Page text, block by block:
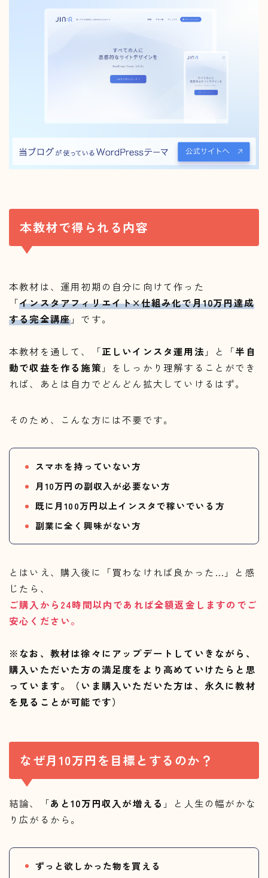
本教材で得られる内容
本教材は、運用初期の自分に向けて作った
「インスタアフィリエイト×仕組み化で月10万円達成
する完全講座」です。
本教材を通して、「正しいインスタ運用法 」と「半自
動で収益を作る施策 」をしっかり理解することができ
れば、あとは自力でどんどん拡大していけるはず。
そのため、こんな方には不要です。
スマホを持っていない方
月10万円の副収入が必要ない方
既に月100万円以上インスタで稼いでいる方
副業に全く興味がない方
とはいえ、購入後に「買わなければ良かった…」と感
じたら、
ご購入から24時間以内であれば全額返金しますのでご
安心ください。
※なお、教材は徐々にアップデートしていきながら、
購入いただいた方の満足度をより高めていけたらと思
っています。（いま購入いただいた方は、永久に教材
を見ることが可能です）
なぜ月10万円を目標とするのか？
結論、「あと10万円収入が増える 」と人生の幅がかな
り広がるから。
ずっと欲しかった物を買える